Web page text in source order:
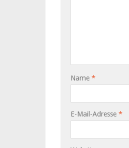
Name *
E-Mail-Adresse *